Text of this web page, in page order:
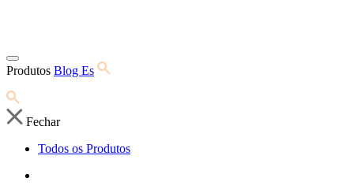
Produtos Blog Es
Fechar
Todos os Produtos